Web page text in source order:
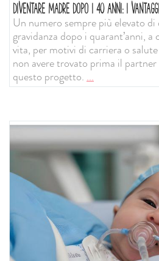
DIVENTARE MADRE DOPO I 40 ANNI: I
Un numero sempre più elevato
gravidanza dopo i quarant’anni,
vita, per motivi di carriera o
non avere trovato prima il
questo progetto....